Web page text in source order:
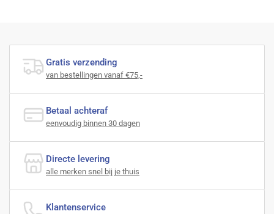
Gratis verzending
van bestellingen vanaf €75,-
Betaal achteraf
eenvoudig binnen 30 dagen
Directe levering
alle merken snel bij je thuis
Klantenservice